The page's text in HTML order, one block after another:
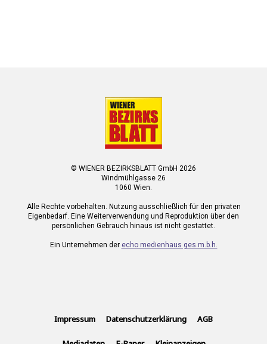
© WIENER BEZIRKSBLATT GmbH 2026
Windmühlgasse 26
1060 Wien.
Alle Rechte vorbehalten. Nutzung ausschließlich für den privaten
Eigenbedarf. Eine Weiterverwendung und Reproduktion über den
persönlichen Gebrauch hinaus ist nicht gestattet.
Ein Unternehmen der echo medienhaus ges.m.b.h.
Impressum Datenschutzerklärung AGB